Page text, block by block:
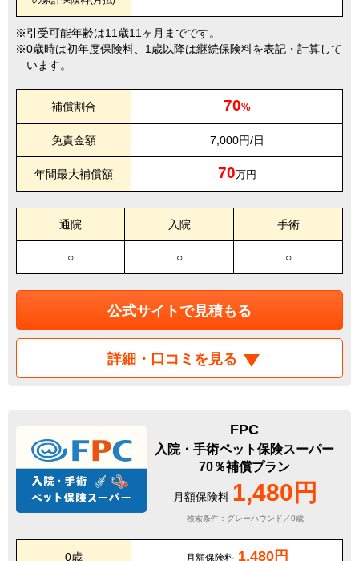
引受可能年齢は11歳11ヶ月までです。
0歳時は初年度保険料、1歳以降は継続保険料を表記・計算して
います。
補償割合 70%
免責金額 7,000円/日
年間最大補償額 70万円
通院 入院 手術
○ ○ ○
公式サイトで見積もる
詳細・口コミを見る
FPC
入院・手術ペット保険スーパー
70％補償プラン
月額保険料 1,480円
検索条件：グレーハウンド／0歳
0歳 月額保険料 1,480円